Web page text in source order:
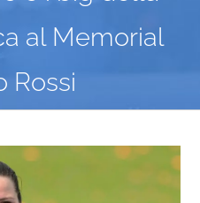
al Memorial
Rossi